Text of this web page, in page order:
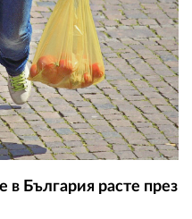
в България расте през